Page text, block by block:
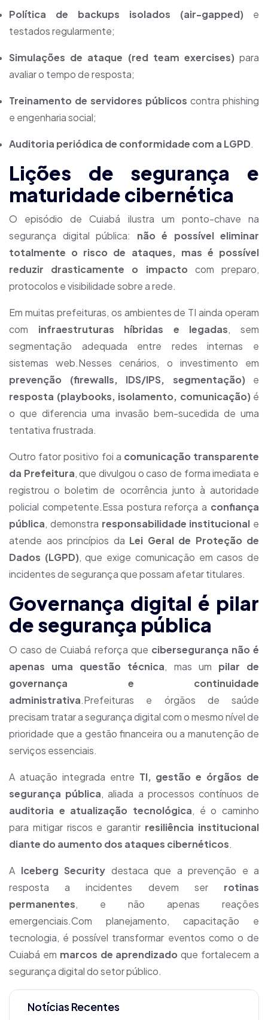
Política de backups isolados (air-gapped) e
testados regularmente;
Simulações de ataque (red team exercises)para
avaliar o tempo de resposta;
Treinamento de servidores públicos contra phishing
e engenharia social;
Auditoria periódica de conformidade com a LGPD.
Lições de segurança e
maturidade cibernética
O episódio de Cuiabá ilustra um ponto-chave na
segurança digital pública: não é possível eliminar
totalmente o risco de ataques, mas é possível
reduzir drasticamente o impacto com preparo,
protocolos e visibilidade sobre a rede.
Em muitas prefeituras, os ambientes de TI ainda operam
com infraestruturas híbridas e legadas, sem
segmentação adequada entre redes internas e
sistemas web.Nesses cenários, o investimento em
prevenção (firewalls, IDS/IPS, segmentação)e
resposta (playbooks, isolamento, comunicação)é
o que diferencia uma invasão bem-sucedida de uma
tentativa frustrada.
Outro fator positivo foi a comunicação transparente
da Prefeitura, que divulgou o caso de forma imediata e
registrou o boletim de ocorrência junto à autoridade
policial competente.Essa postura reforça a confiança
pública, demonstra responsabilidade institucional e
atende aos princípios da Lei Geral de Proteção de
Dados (LGPD), que exige comunicação em casos de
incidentes de segurança que possam afetar titulares.
Governança digital é pilar
de segurança pública
O caso de Cuiabá reforça que cibersegurança não é
apenas uma questão técnica, mas um pilar de
governança e continuidade
administrativa.Prefeituras e órgãos de saúde
precisam tratar a segurança digital com o mesmo nível de
prioridade que a gestão financeira ou a manutenção de
serviços essenciais.
A atuação integrada entre TI, gestão e órgãos de
segurança pública, aliada a processos contínuos de
auditoria e atualização tecnológica, é o caminho
para mitigar riscos e garantir resiliência institucional
diante do aumento dos ataques cibernéticos.
A Iceberg Security destaca que a prevenção e a
resposta a incidentes devem ser rotinas
permanentes, e não apenas reações
emergenciais.Com planejamento, capacitação e
tecnologia, é possível transformar eventos como o de
Cuiabá em marcos de aprendizado que fortalecem a
segurança digital do setor público.
Notícias Recentes